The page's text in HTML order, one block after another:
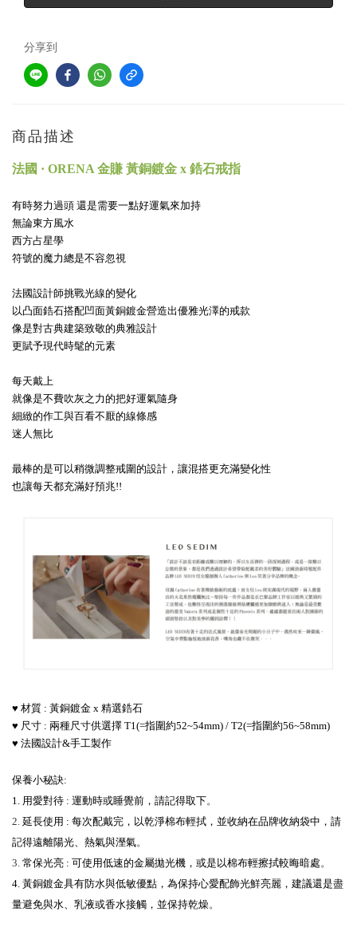
分享到
商品描述
法國 · ORENA 金賺 黃銅鍍金 x 鋯石戒指
有時努力過頭 還是需要一點好運氣來加持
無論東方風水
西方占星學
符號的魔力總是不容忽視
法國設計師挑戰光線的變化
以凸面鋯石搭配凹面黃銅鍍金營造出優雅光澤的戒款
像是對古典建築致敬的典雅設計
更賦予現代時髦的元素
每天戴上
就像是不費吹灰之力的把好運氣隨身
細緻的作工與百看不厭的線條感
迷人無比
最棒的是可以稍微調整戒圍的設計，讓混搭更充滿變化性
也讓每天都充滿好預兆!!
♥ 材質 : 黃銅鍍金 x 精選鋯石
♥ 尺寸 : 兩種尺寸供選擇 T1(=指圍約52~54mm) / T2(=指圍約56~58mm)
♥ 法國設計&手工製作
保養小秘訣:
1. 用愛對待 : 運動時或睡覺前，請記得取下。
2. 延長使用 : 每次配戴完，以乾淨棉布輕拭，並收納在品牌收納袋中，請
記得遠離陽光、熱氣與溼氣。
3. 常保光亮 : 可使用低速的金屬拋光機，或是以棉布輕擦拭較晦暗處 。
4. 黃銅鍍金具有防水與低敏優點，為保持心愛配飾光鮮亮麗，建議還是盡
量避免與水、乳液或香水接觸，並保持乾燥。